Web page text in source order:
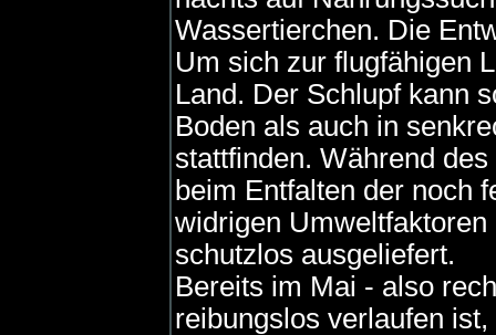
Wassertierchen. Die
Um sich zur flugfähigen
Land. Der Schlupf kann
Boden als auch in
stattfinden. Während
beim Entfalten der noch
widrigen
schutzlos ausgeliefert.
Bereits im Mai - also
reibungslos verlaufen